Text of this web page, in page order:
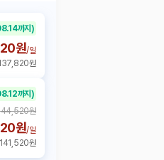
까지)
원/일
원
까지)
원
원/일
원